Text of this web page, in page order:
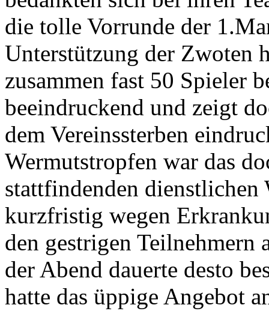
die tolle Vorrunde der
Unterstützung der Zwoten
zusammen fast 50 Spieler
beeindruckend und zeigt
dem Vereinssterben
Wermutstropfen war das
stattfindenden dienstlichen
kurzfristig wegen
den gestrigen Teilnehmern
der Abend dauerte desto
hatte das üppige Angebot